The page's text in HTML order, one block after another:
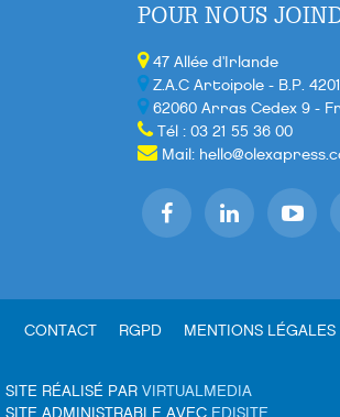
POUR NOUS
47 Allée d'Irlande
Z.A.C Artoipole - B.P.
62060 Arras Cedex 9 -
Tél : 03 21 55 36 00
Mail:
CONTACT RGPD MENTIONS LÉGALES
SITE RÉALISÉ PAR VIRTUALMEDIA
SITE ADMINISTRABLE AVEC EDISITE